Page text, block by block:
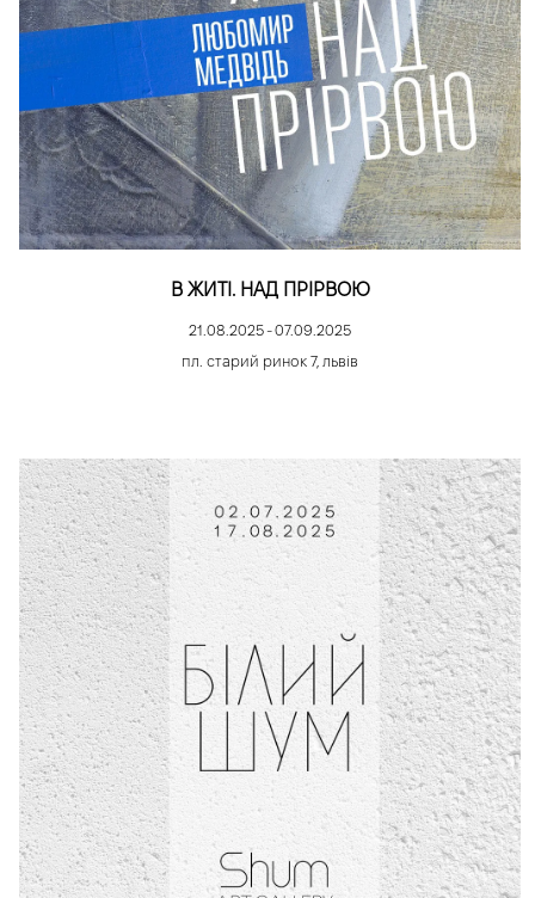
В ЖИТІ. НАД ПРІРВОЮ
21.08.2025 - 07.09.2025
пл. старий ринок 7, львів